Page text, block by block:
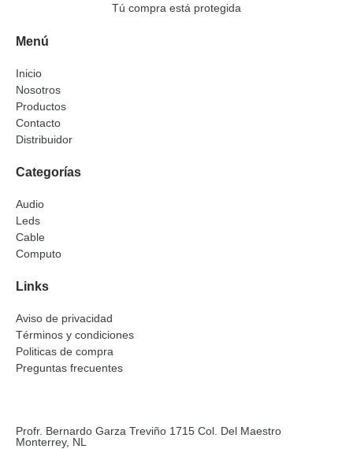
Tú compra está protegida
Menú
Inicio
Nosotros
Productos
Contacto
Distribuidor
Categorías
Audio
Leds
Cable
Computo
Links
Aviso de privacidad
Términos y condiciones
Politicas de compra
Preguntas frecuentes
Profr. Bernardo Garza Treviño 1715 Col. Del Maestro
Monterrey, NL